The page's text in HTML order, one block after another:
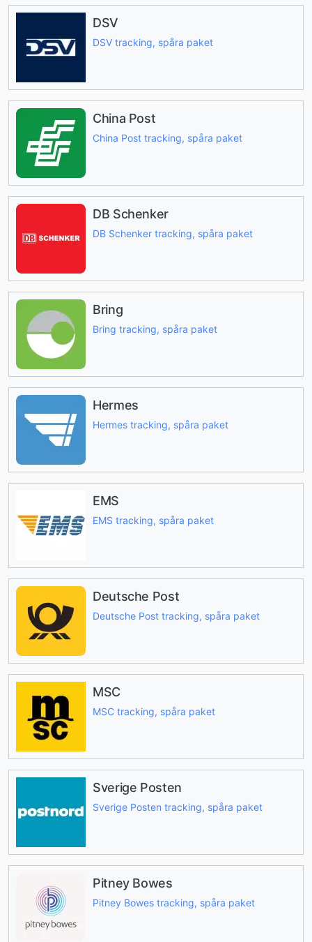
DSV
DSV tracking, spåra paket
China Post
China Post tracking, spåra paket
DB Schenker
DB Schenker tracking, spåra paket
Bring
Bring tracking, spåra paket
Hermes
Hermes tracking, spåra paket
EMS
EMS tracking, spåra paket
Deutsche Post
Deutsche Post tracking, spåra paket
MSC
MSC tracking, spåra paket
Sverige Posten
Sverige Posten tracking, spåra paket
Pitney Bowes
Pitney Bowes tracking, spåra paket